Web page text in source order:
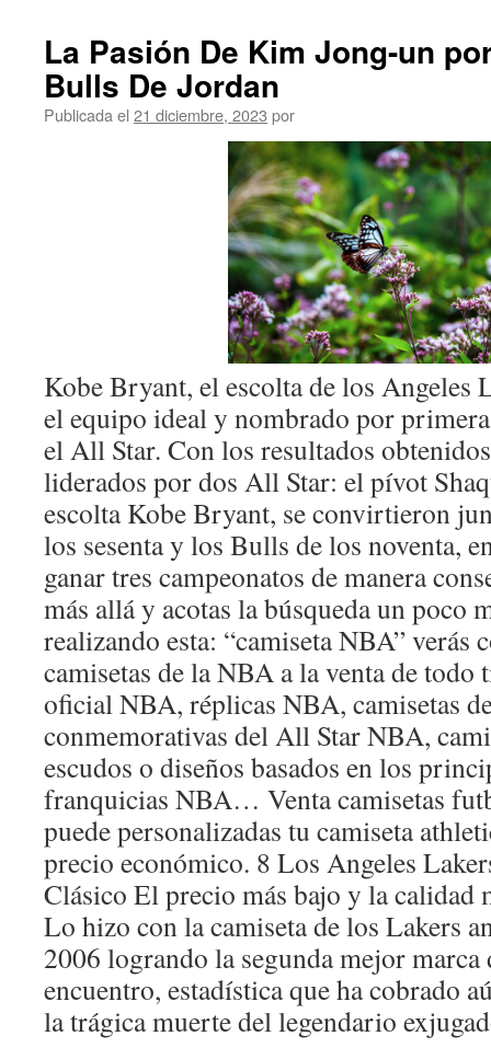
La Pasión De Kim Jong-un
Bulls De Jordan
Publicada el 21 diciembre, 2023 por
Kobe Bryant, el escolta de los Angeles
el equipo ideal y nombrado por
el All Star. Con los resultados
liderados por dos All Star: el pívot
escolta Kobe Bryant, se convirtieron
los sesenta y los Bulls de los noventa,
ganar tres campeonatos de manera
más allá y acotas la búsqueda un poco
realizando esta: “camiseta NBA” verás
camisetas de la NBA a la venta de
oficial NBA, réplicas NBA, camisetas
conmemorativas del All Star NBA,
escudos o diseños basados en los
franquicias NBA… Venta camisetas
puede personalizadas tu camiseta
precio económico. 8 Los Angeles
Clásico El precio más bajo y la calidad
Lo hizo con la camiseta de los Lakers
2006 logrando la segunda mejor marca
encuentro, estadística que ha cobrado
la trágica muerte del legendario